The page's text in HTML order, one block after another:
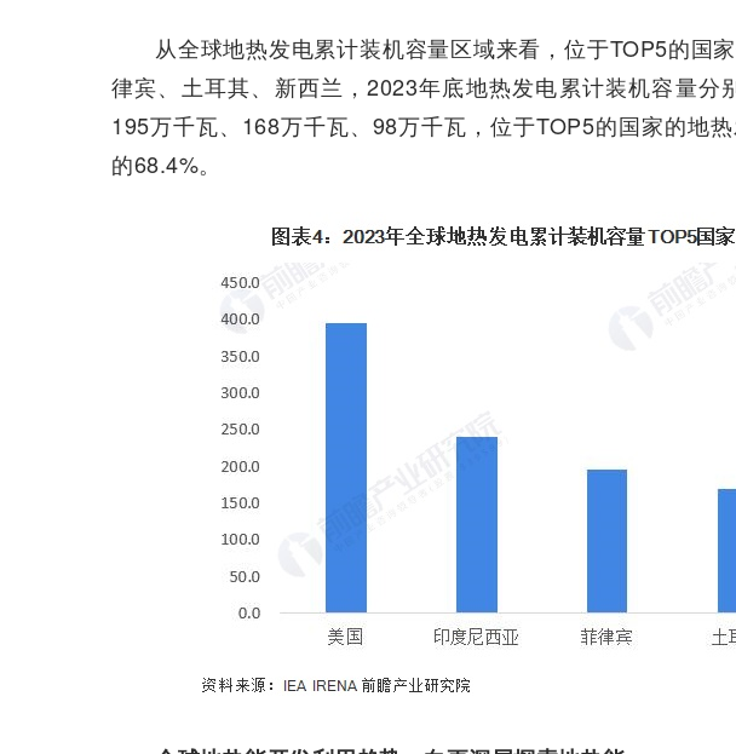
从全球地热发电累计装机容量区域来看，位于TOP5的国
律宾、土耳其、新西兰，2023年底地热发电累计装机容量分
195万千瓦、168万千瓦、98万千瓦，位于TOP5的国家的地
的68.4%。